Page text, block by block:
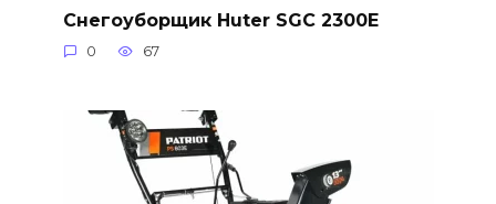
Снегоуборщик Huter SGC 2300E
0 67